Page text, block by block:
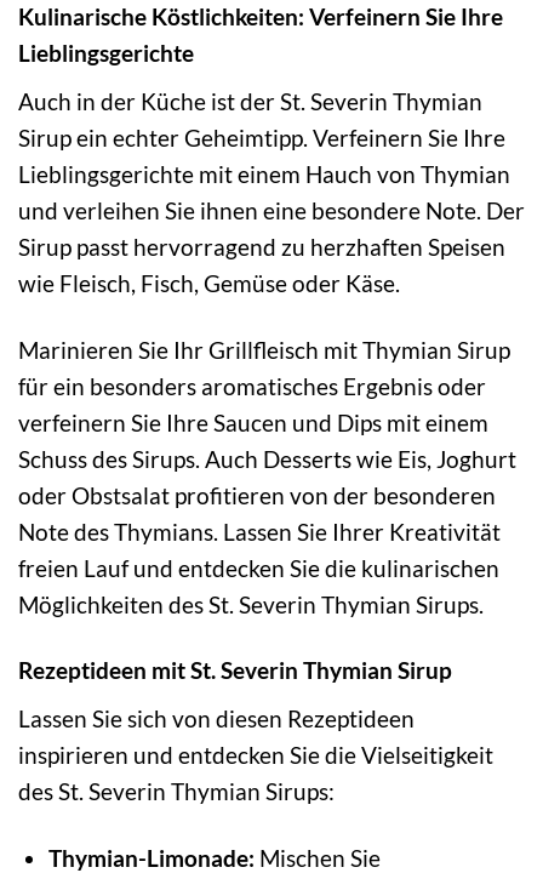
Kulinarische Köstlichkeiten: Verfeinern Sie Ihre
Lieblingsgerichte
Auch in der Küche ist der St. Severin Thymian
Sirup ein echter Geheimtipp. Verfeinern Sie Ihre
Lieblingsgerichte mit einem Hauch von Thymian
und verleihen Sie ihnen eine besondere Note. Der
Sirup passt hervorragend zu herzhaften Speisen
wie Fleisch, Fisch, Gemüse oder Käse.
Marinieren Sie Ihr Grillfleisch mit Thymian Sirup
für ein besonders aromatisches Ergebnis oder
verfeinern Sie Ihre Saucen und Dips mit einem
Schuss des Sirups. Auch Desserts wie Eis, Joghurt
oder Obstsalat profitieren von der besonderen
Note des Thymians. Lassen Sie Ihrer Kreativität
freien Lauf und entdecken Sie die kulinarischen
Möglichkeiten des St. Severin Thymian Sirups.
Rezeptideen mit St. Severin Thymian Sirup
Lassen Sie sich von diesen Rezeptideen
inspirieren und entdecken Sie die Vielseitigkeit
des St. Severin Thymian Sirups:
Thymian-Limonade: Mischen Sie